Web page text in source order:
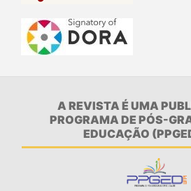
A REVISTA É UMA
PROGRAMA DE PÓS-
EDUCAÇÃO